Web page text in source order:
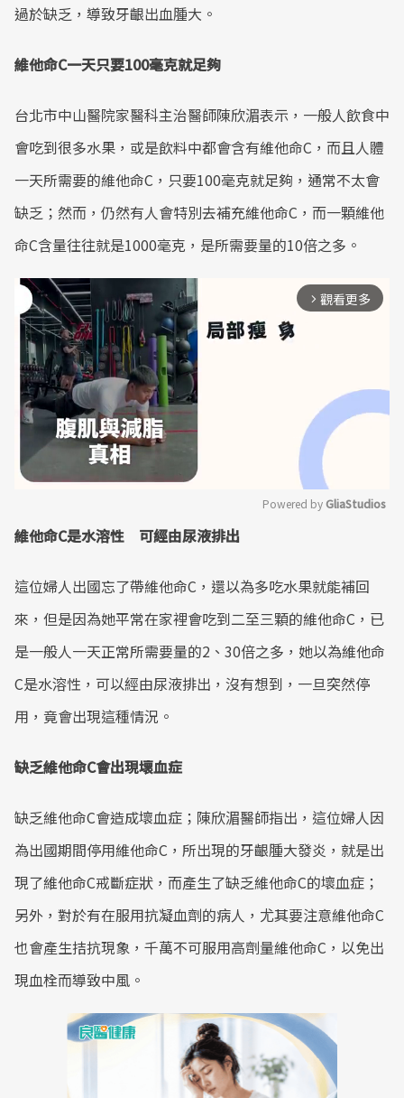
過於缺乏，導致牙齦出血腫大。
維他命C一天只要100毫克就足夠
台北市中山醫院家醫科主治醫師陳欣湄表示，一般人飲食中
會吃到很多水果，或是飲料中都會含有維他命C，而且人體
一天所需要的維他命C，只要100毫克就足夠，通常不太會
缺乏；然而，仍然有人會特別去補充維他命C，而一顆維他
命C含量往往就是1000毫克，是所需要量的10倍之多。
arrow_forward_ios 觀看更多
Powered by GliaStudios
維他命C是水溶性 可經由尿液排出
這位婦人出國忘了帶維他命C，還以為多吃水果就能補回
來，但是因為她平常在家裡會吃到二至三顆的維他命C，已
是一般人一天正常所需要量的2、30倍之多，她以為維他命
C是水溶性，可以經由尿液排出，沒有想到，一旦突然停
用，竟會出現這種情況。
缺乏維他命C會出現壞血症
缺乏維他命C會造成壞血症；陳欣湄醫師指出，這位婦人因
為出國期間停用維他命C，所出現的牙齦腫大發炎，就是出
現了維他命C戒斷症狀，而產生了缺乏維他命C的壞血症；
另外，對於有在服用抗凝血劑的病人，尤其要注意維他命C
也會產生拮抗現象，千萬不可服用高劑量維他命C，以免出
現血栓而導致中風。